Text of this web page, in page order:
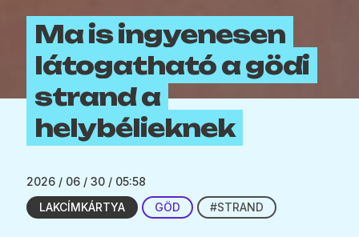
Ma is ingyenesen
látogatható a gödi
strand a
helybélieknek
2026 / 06 / 30 / 05:58
LAKCÍMKÁRTYA
GÖD #STRAND